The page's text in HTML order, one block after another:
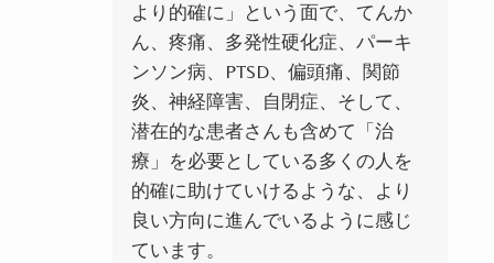
より的確に」という面で、てんか
ん、疼痛、多発性硬化症、パーキ
ンソン病、PTSD、偏頭痛、関節
炎、神経障害、自閉症、そして、
潜在的な患者さんも含めて「治
療」を必要としている多くの人を
的確に助けていけるような、より
良い方向に進んでいるように感じ
ています。